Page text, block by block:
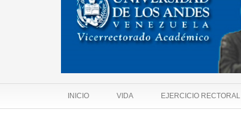
INICIO VIDA EJERCICIO RECTORAL